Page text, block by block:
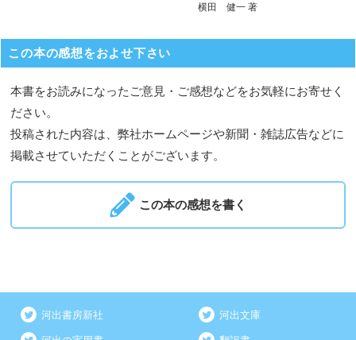
横田 健一 著
この本の感想をおよせ下さい
本書をお読みになったご意見・ご感想などをお気軽にお寄せく
ださい。
投稿された内容は、弊社ホームページや新聞・雑誌広告などに
掲載させていただくことがございます。
この本の感想を書く
河出書房新社 河出文庫